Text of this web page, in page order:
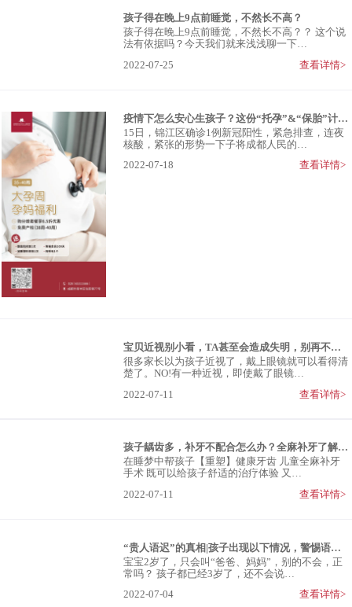
孩子得在晚上9点前睡觉，不然长不高？
孩子得在晚上9点前睡觉，不然长不高？？ 这个说
法有依据吗？今天我们就来浅浅聊一下…
2022-07-25
查看详情>
疫情下怎么安心生孩子？这份“托孕”&“保胎”计划赶紧收藏
15日，锦江区确诊1例新冠阳性，紧急排查，连夜
核酸，紧张的形势一下子将成都人民的…
2022-07-18
查看详情>
宝贝近视别小看，TA甚至会造成失明，别再不当回事了！
很多家长以为孩子近视了，戴上眼镜就可以看得清
楚了。NO!有一种近视，即使戴了眼镜…
2022-07-11
查看详情>
孩子龋齿多，补牙不配合怎么办？全麻补牙了解一下
在睡梦中帮孩子【重塑】健康牙齿 儿童全麻补牙
手术 既可以给孩子舒适的治疗体验 又…
2022-07-11
查看详情>
“贵人语迟”的真相|孩子出现以下情况，警惕语言发育迟缓
宝宝2岁了，只会叫“爸爸、妈妈”，别的不会，正
常吗？ 孩子都已经3岁了，还不会说…
2022-07-04
查看详情>